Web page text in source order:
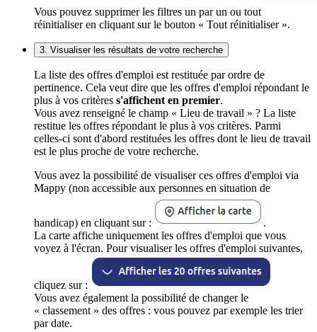
Vous pouvez supprimer les filtres un par un ou tout
réinitialiser en cliquant sur le bouton « Tout réinitialiser ».
3. Visualiser les résultats de votre recherche
La liste des offres d'emploi est restituée par ordre de
pertinence. Cela veut dire que les offres d'emploi répondant le
plus à vos critères s'affichent en premier.
Vous avez renseigné le champ « Lieu de travail » ? La liste
restitue les offres répondant le plus à vos critères. Parmi
celles-ci sont d'abord restituées les offres dont le lieu de travail
est le plus proche de votre recherche.
Vous avez la possibilité de visualiser ces offres d'emploi via
Mappy (non accessible aux personnes en situation de
handicap) en cliquant sur :
.
La carte affiche uniquement les offres d'emploi que vous
voyez à l'écran. Pour visualiser les offres d'emploi suivantes,
cliquez sur :
Vous avez également la possibilité de changer le
« classement » des offres : vous pouvez par exemple les trier
par date.